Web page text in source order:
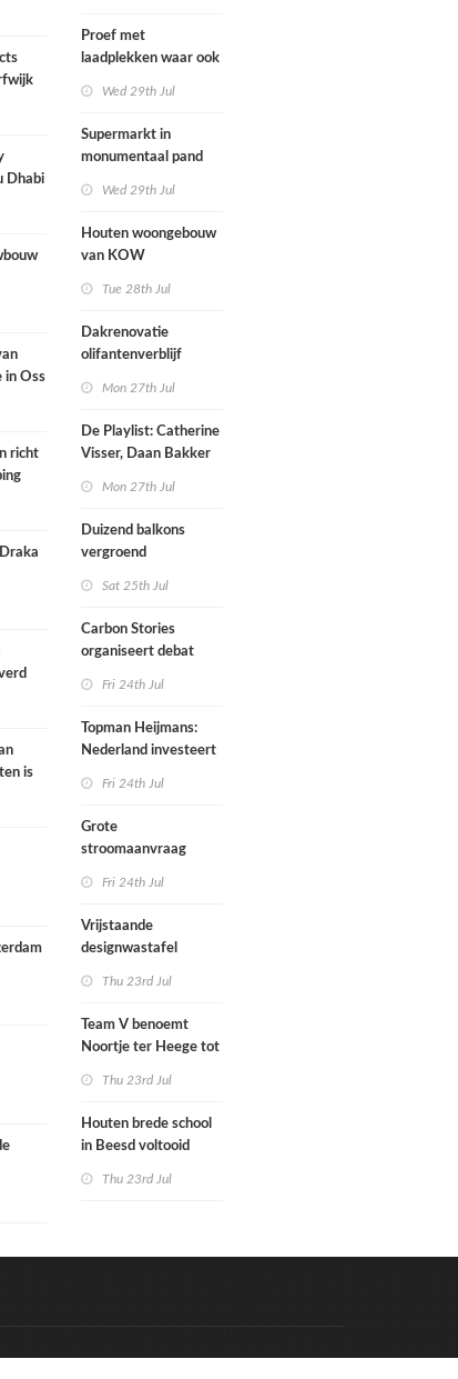
in
Dhabi
in Oss
richt
is
Proef met
laadplekken waar ook
Wed 29th Jul
Supermarkt in
monumentaal pand
Wed 29th Jul
Houten woongebouw
van KOW
herontwikkeling
ziekenhuisterrein
Tue 28th Jul
Dakrenovatie
olifantenverblijf
Mon 27th Jul
De Playlist: Catherine
Visser, Daan Bakker
kamerensemble
Mon 27th Jul
Duizend balkons
vergroend
Sat 25th Jul
Carbon Stories
organiseert debat
Fri 24th Jul
Topman Heijmans:
Nederland investeert
Fri 24th Jul
Grote
stroomaanvraag
afgewezen
Fri 24th Jul
Vrijstaande
designwastafel
Thu 23rd Jul
Team V benoemt
Noortje ter Heege tot
Thu 23rd Jul
Houten brede school
in Beesd voltooid
Thu 23rd Jul